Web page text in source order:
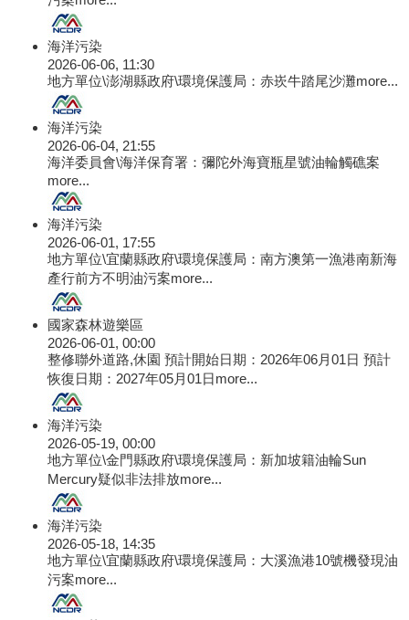
海洋污染
2026-06-06, 11:30
地方單位\澎湖縣政府\環境保護局：赤崁牛踏尾沙灘more...
海洋污染
2026-06-04, 21:55
海洋委員會\海洋保育署：彌陀外海寶瓶星號油輪觸礁案
more...
海洋污染
2026-06-01, 17:55
地方單位\宜蘭縣政府\環境保護局：南方澳第一漁港南新海
產行前方不明油污案more...
國家森林遊樂區
2026-06-01, 00:00
整修聯外道路,休園 預計開始日期：2026年06月01日 預計
恢復日期：2027年05月01日more...
海洋污染
2026-05-19, 00:00
地方單位\金門縣政府\環境保護局：新加坡籍油輪Sun
Mercury疑似非法排放more...
海洋污染
2026-05-18, 14:35
地方單位\宜蘭縣政府\環境保護局：大溪漁港10號機發現油
污案more...